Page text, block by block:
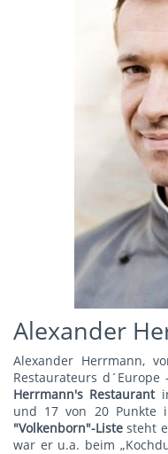
Alexander
Alexander Herrmann,
Restaurateurs
Herrmann's Restaurant
und 17 von 20 Punkte
"Volkenborn"-Liste steht
war er u.a. beim